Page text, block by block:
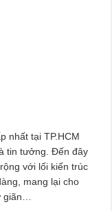
nhất tại TP.HCM
tin tưởng. Đến đây
với lối kiến trúc
mang lại cho
giãn…